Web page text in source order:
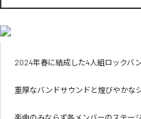
2024年春に結成した4人組ロックバン
重厚なバンドサウンドと煌びやかな